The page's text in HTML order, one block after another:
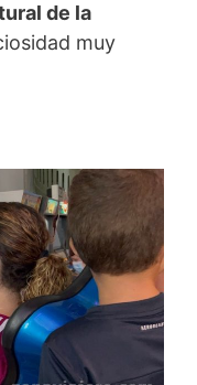
de la
muy